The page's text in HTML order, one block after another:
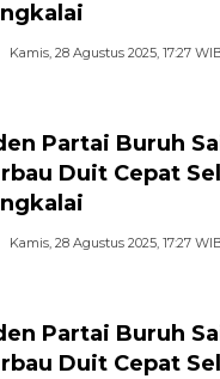
Kamis, 28 Agustus 2025, 17:27
Partai Buruh
Duit Cepat
Kamis, 28 Agustus 2025, 17:27
Partai Buruh
Duit Cepat